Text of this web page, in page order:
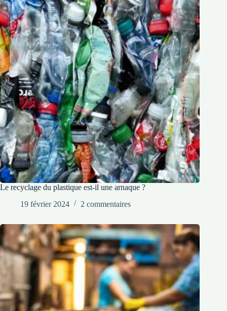
Le recyclage du plastique est-il une arnaque ?
19 février 2024
2 commentaires